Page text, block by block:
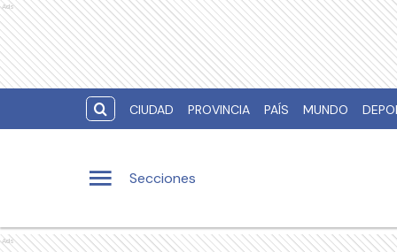
Ads
CIUDAD PROVINCIA PAÍS MUNDO
Secciones
Ads